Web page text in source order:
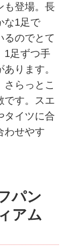
も登場。長
な1足で
るのでとて
1足ずつ手
ります。
らっとこ
です。スエ
タイツに合
わせやす
パン
アム